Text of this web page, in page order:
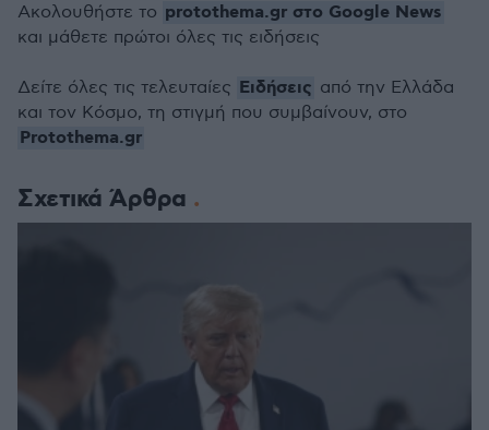
Σχετικά Άρθρα
Ακολουθήστε το protothema.gr στο Google News
και μάθετε πρώτοι όλες τις ειδήσεις
Δείτε όλες τις τελευταίες Ειδήσεις από την Ελλάδα
και τον Κόσμο, τη στιγμή που συμβαίνουν, στο
Protothema.gr